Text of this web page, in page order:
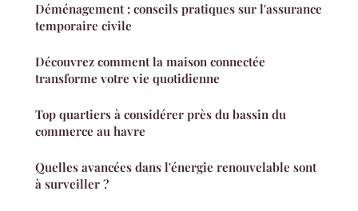
Déménagement : conseils pratiques sur l'assurance
temporaire civile
Découvrez comment la maison connectée
transforme votre vie quotidienne
Top quartiers à considérer près du bassin du
commerce au havre
Quelles avancées dans l'énergie renouvelable sont
à surveiller ?